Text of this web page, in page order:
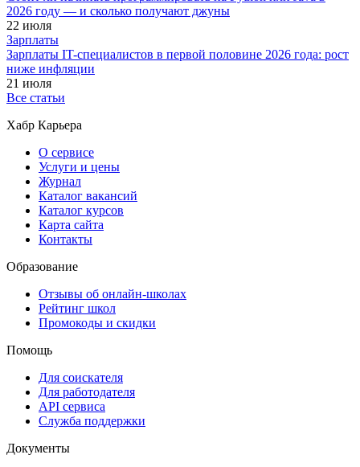
2026 году — и сколько получают джуны
22 июля
Зарплаты
Зарплаты IT-специалистов в первой половине 2026 года: рост
ниже инфляции
21 июля
Все статьи
Хабр Карьера
О сервисе
Услуги и цены
Журнал
Каталог вакансий
Каталог курсов
Карта сайта
Контакты
Образование
Отзывы об онлайн-школах
Рейтинг школ
Промокоды и скидки
Помощь
Для соискателя
Для работодателя
API сервиса
Служба поддержки
Документы